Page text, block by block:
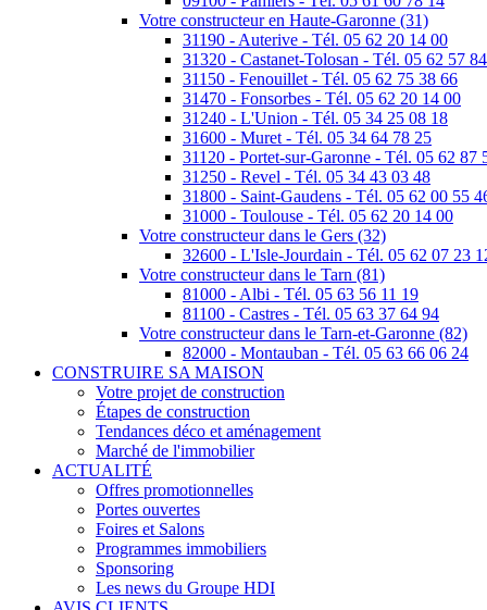
Votre constructeur en Haute-Garonne (31)
31190 - Auterive - Tél. 05 62 20 14 00
31320 - Castanet-Tolosan - Tél. 05 62 57
31150 - Fenouillet - Tél. 05 62 75 38 66
31470 - Fonsorbes - Tél. 05 62 20 14 00
31240 - L'Union - Tél. 05 34 25 08 18
31600 - Muret - Tél. 05 34 64 78 25
31120 - Portet-sur-Garonne - Tél. 05 62 87
31250 - Revel - Tél. 05 34 43 03 48
31800 - Saint-Gaudens - Tél. 05 62 00 55
31000 - Toulouse - Tél. 05 62 20 14 00
Votre constructeur dans le Gers (32)
32600 - L'Isle-Jourdain - Tél. 05 62 07 23
Votre constructeur dans le Tarn (81)
81000 - Albi - Tél. 05 63 56 11 19
81100 - Castres - Tél. 05 63 37 64 94
Votre constructeur dans le Tarn-et-Garonne (82)
82000 - Montauban - Tél. 05 63 66 06 24
CONSTRUIRE SA MAISON
Votre projet de construction
Étapes de construction
Tendances déco et aménagement
Marché de l'immobilier
ACTUALITÉ
Offres promotionnelles
Portes ouvertes
Foires et Salons
Programmes immobiliers
Sponsoring
Les news du Groupe HDI